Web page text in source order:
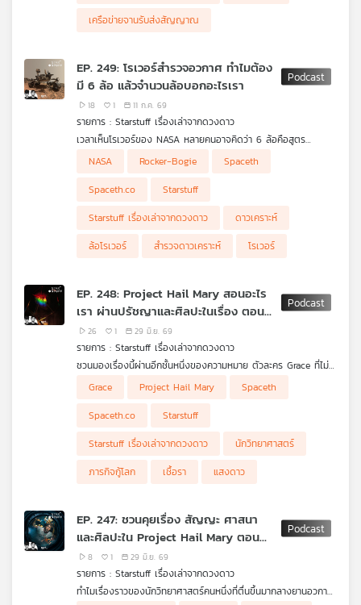
เครือข่ายจานรับส่งสัญญาณ
EP. 249: โรเวอร์สำรวจอวกาศ ทำไมต้อง
มี 6 ล้อ แล้วจำนวนล้อบอกอะไรเรา
18 1 11 ก.ค. 69
รายการ : Starstuff เรื่องเล่าจากดวงดาว
เวลาเห็นโรเวอร์ของ NASA หลายคนอาจคิดว่า 6 ล้อคือสูตร
ตายตัว มันคือผลลัพธ์ของการออกแบบให้เหมาะกับพื้นผิว ภารกิจ น้ำ
หนัก และระดับความเสี่ยงที่ยอมรับได้
เวอร์ 6 ล้อสามารถปีนผ่านหิน หลุม และพื้นขรุขระได้โดยไม่ต้องใช้
สปริงแบบรถยนต์ทั่วไป พร้อมดูว่าเหตุใดโรเวอร์รุ่นใหม่บางแบบจึงเริ่ม
กลับมาใช้เพียง 4 ล้อ แต่ชดเชยด้วยล้อที่หมุน บังคับทิศ และปรับตัว
ได้ฉลาดขึ้น เพราะสุดท้ายแล้ว โรเวอร์ไม่ได้ดีเพราะมีล้อเยอะกว่า แต่
NASA Rocker-Bogie
Spaceth
Spaceth.co
Starstuff
Starstuff เรื่องเล่าจากดวงดาว
ดาวเคราะห์
ล้อโรเวอร์
สำรวจดาวเคราะห์ โรเวอร์
EP. 248: Project Hail Mary สอนอะไร
เรา ผ่านปรัชญาและศิลปะในเรื่อง ตอนที่
2 26 1 29 มิ.ย. 69
รายการ : Starstuff เรื่องเล่าจากดวงดาว
ชวนมองเรื่องนี้ผ่านอีกชั้นหนึ่งของความหมาย ตัวละคร Grace ที่ไม่
ที่สอง แต่ชวนตั้งคำถามว่า ทำไมเรื่องเล่าวิทยาศาสตร์ที่เต็มไปด้วย
สมการ เชื้อรา แสงดาว และภารกิจกู้โลก ถึงกลับพูดเรื่องจิต
วิญญาณของมนุษย์ได้ลึกขนาดนี้
Grace Project Hail Mary
Spaceth
Spaceth.co
Starstuff
Starstuff เรื่องเล่าจากดวงดาว
นักวิทยาศาสตร์
ภารกิจกู้โลก
เชื้อรา แสงดาว
EP. 247: ชวนคุยเรื่อง สัญญะ ศาสนา
และศิลปะใน Project Hail Mary ตอน
แรก
8 1 29 มิ.ย. 69
รายการ : Starstuff เรื่องเล่าจากดวงดาว
ทำไมเรื่องราวของนักวิทยาศาสตร์คนหนึ่งที่ตื่นขึ้นมากลางยานอวกาศ